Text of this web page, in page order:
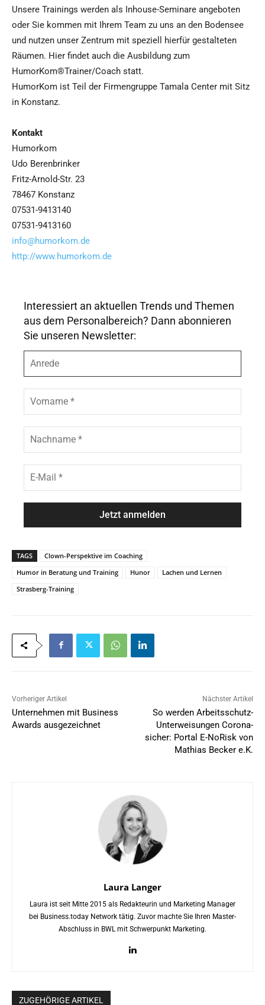
Unsere Trainings werden als Inhouse-Seminare angeboten
oder Sie kommen mit Ihrem Team zu uns an den Bodensee
und nutzen unser Zentrum mit speziell hierfür gestalteten
Räumen. Hier findet auch die Ausbildung zum
HumorKom®Trainer/Coach statt.
HumorKom ist Teil der Firmengruppe Tamala Center mit Sitz
in Konstanz.
Kontakt
Humorkom
Udo Berenbrinker
Fritz-Arnold-Str. 23
78467 Konstanz
07531-9413140
07531-9413160
info@humorkom.de
http://www.humorkom.de
Interessiert an aktuellen Trends und Themen
aus dem Personalbereich? Dann abonnieren
Sie unseren Newsletter:
r
e
e
r
n
m
c
h
a
M
a
l
TAGS
Clown-Perspektive im Coaching
Humor in Beratung und Training
Hunor
Lachen und Lernen
Strasberg-Training
Vorheriger Artikel
Unternehmen mit Business
Awards ausgezeichnet
Nächster Artikel
So werden Arbeitsschutz-
Unterweisungen Corona-
sicher: Portal E-NoRisk von
Mathias Becker e.K.
Laura Langer
Laura ist seit Mitte 2015 als Redakteurin und Marketing Manager
bei Business.today Network tätig. Zuvor machte Sie Ihren Master-
Abschluss in BWL mit Schwerpunkt Marketing.
ZUGEHÖRIGE ARTIKEL